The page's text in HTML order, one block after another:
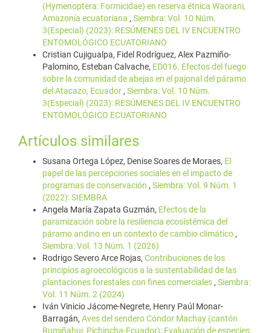
(Hymenoptera: Formicidae) en reserva étnica Waorani,
Amazonía ecuatoriana , Siembra: Vol. 10 Núm.
3(Especial) (2023): RESÚMENES DEL IV ENCUENTRO
ENTOMOLÓGICO ECUATORIANO
Cristian Cujigualpa, Fidel Rodríguez, Alex Pazmiño-
Palomino, Esteban Calvache, ED016. Efectos del fuego
sobre la comunidad de abejas en el pajonal del páramo
del Atacazo, Ecuador , Siembra: Vol. 10 Núm.
3(Especial) (2023): RESÚMENES DEL IV ENCUENTRO
ENTOMOLÓGICO ECUATORIANO
Artículos similares
Susana Ortega López, Denise Soares de Moraes, El
papel de las percepciones sociales en el impacto de
programas de conservación , Siembra: Vol. 9 Núm. 1
(2022): SIEMBRA
Angela María Zapata Guzmán, Efectos de la
paramización sobre la resiliencia ecosistémica del
páramo andino en un contexto de cambio climático ,
Siembra: Vol. 13 Núm. 1 (2026)
Rodrigo Severo Arce Rojas, Contribuciones de los
principios agroecológicos a la sustentabilidad de las
plantaciones forestales con fines comerciales , Siembra:
Vol. 11 Núm. 2 (2024)
Iván Vinicio Jácome-Negrete, Henry Paúl Monar-
Barragán, Aves del sendero Cóndor Machay (cantón
Rumiñahui, Pichincha-Ecuador): Evaluación de especies